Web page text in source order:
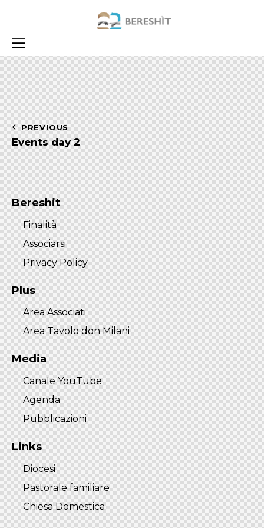
Navigazione
articoli
PREVIOUS
Events day 2
Bereshit
Finalità
Associarsi
Privacy Policy
Plus
Area Associati
Area Tavolo don Milani
Media
Canale YouTube
Agenda
Pubblicazioni
Links
Diocesi
Pastorale familiare
Chiesa Domestica